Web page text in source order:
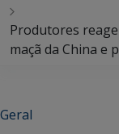
Produtores
maçã da China e
Geral